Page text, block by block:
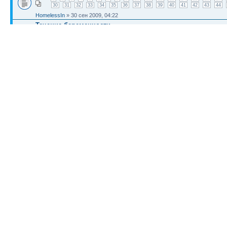
30
31 32 33 34 35 36 37 38 39 40 41 42 43 44
HomelessIn » 30 сен 2009, 04:22
Течение беременности